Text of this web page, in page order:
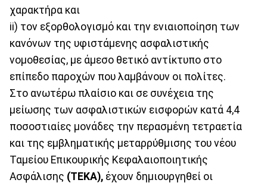
χαρακτήρα και
ii) τον εξορθολογισμό και την ενιαιοποίηση των
κανόνων της υφιστάμενης ασφαλιστικής
νομοθεσίας, με άμεσο θετικό αντίκτυπο στο
επίπεδο παροχών που λαμβάνουν οι πολίτες.
Στο ανωτέρω πλαίσιο και σε συνέχεια της
μείωσης των ασφαλιστικών εισφορών κατά 4,4
ποσοστιαίες μονάδες την περασμένη τετραετία
και της εμβληματικής μεταρρύθμισης του νέου
Ταμείου Επικουρικής Κεφαλαιοποιητικής
Ασφάλισης (ΤΕΚΑ), έχουν δημιουργηθεί οι